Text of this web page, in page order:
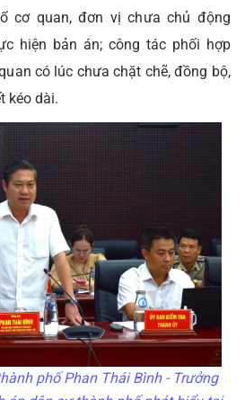
cơ quan, đơn vị chưa chủ động
hiện bản án; công tác phối hợp
có lúc chưa chặt chẽ, đồng bộ,
kéo dài.
phố Phan Thái Bình - Trưởng